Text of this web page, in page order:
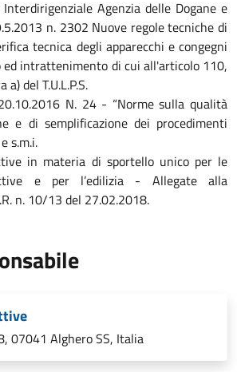
Interdirigenziale Agenzia delle Dogane e
n. 2302 Nuove regole tecniche di
tecnica degli apparecchi e congegni
intrattenimento di cui all'articolo 110,
del T.U.L.P.S.
20.10.2016 N. 24 - “Norme sulla qualità
e di semplificazione dei procedimenti
s.m.i.
in materia di sportello unico per le
e per l’edilizia - Allegate alla
n. 10/13 del 27.02.2018.
07041 Alghero SS, Italia